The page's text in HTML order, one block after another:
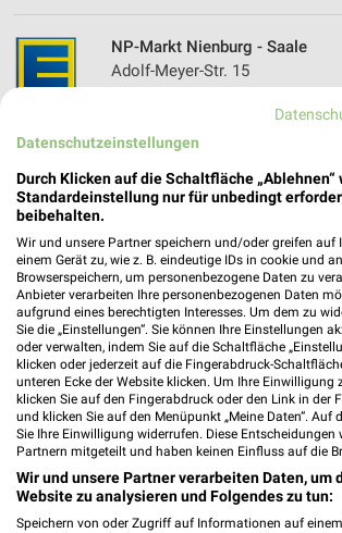
NP-Markt Nienburg - Saale
Adolf-Meyer-Str. 15
EDEKA Center Aschersleben
06449 Aschersleben
Heute 07:00 - 20:00 Uhr |
157,47 km
EDEKA Reich Wettin-Löbejün
Am Stadtgut 2
06193 Wettin-Löbejün
Heute 07:00 - 20:00 Uhr |
142,20 km
Datenschutzeinstellungen
Durch Klicken auf die Schaltfläche „Ablehnen“
Standardeinstellung nur für unbedingt
beibehalten.
Wir und unsere Partner speichern und/oder greifen
einem Gerät zu, wie z. B. eindeutige IDs in cookie und
Browserspeichern, um personenbezogene Daten zu
Anbieter verarbeiten Ihre personenbezogenen Daten
aufgrund eines berechtigten Interesses. Um dem zu
Sie die „Einstellungen“. Sie können Ihre Einstellungen
oder verwalten, indem Sie auf die Schaltfläche
klicken oder jederzeit auf die Fingerabdruck-
unteren Ecke der Website klicken. Um Ihre Einwilligung
klicken Sie auf den Fingerabdruck oder den Link in der
und klicken Sie auf den Menüpunkt „Meine Daten“. Auf
Sie Ihre Einwilligung widerrufen. Diese Entscheidungen
Partnern mitgeteilt und haben keinen Einfluss auf die
Wir und unsere Partner verarbeiten Daten, um
Website zu analysieren und Folgendes zu tun:
Speichern von oder Zugriff auf Informationen auf